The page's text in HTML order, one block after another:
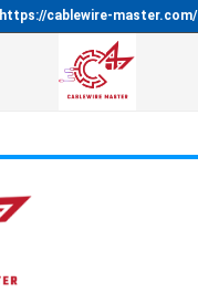
https://cablewire-master.com/